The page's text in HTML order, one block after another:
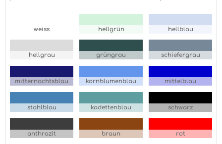
weiss hellgrün hellblau
hellgrau grüngrau schiefergrau
mitternachtsblau kornblumenblau mittelblau
stahlblau kadettenblau schwarz
anthrazit braun rot